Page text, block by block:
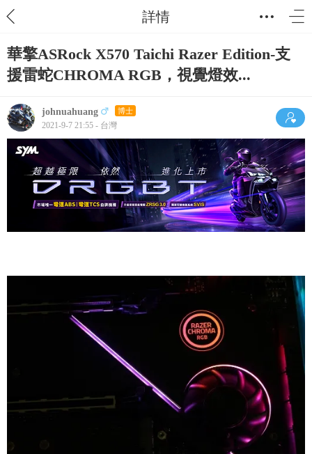
詳情
華擎ASRock X570 Taichi Razer Edition-支
援雷蛇CHROMA RGB，視覺燈效...
johnuahuang 博士
2021-9-7 21:55 - 台灣